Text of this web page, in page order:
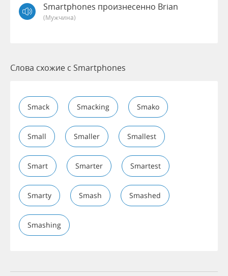
Smartphones произнесенно Brian
(мужчина)
Слова схожие с Smartphones
Smack Smacking Smako
Small Smaller Smallest
Smart Smarter Smartest
Smarty Smash Smashed
Smashing